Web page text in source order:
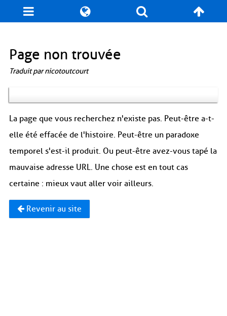
Page non trouvée
Traduit par nicotoutcourt
La page que vous recherchez n'existe pas. Peut-être a-t-
elle été effacée de l'histoire. Peut-être un paradoxe
temporel s'est-il produit. Ou peut-être avez-vous tapé la
mauvaise adresse URL. Une chose est en tout cas
certaine : mieux vaut aller voir ailleurs.
Revenir au site